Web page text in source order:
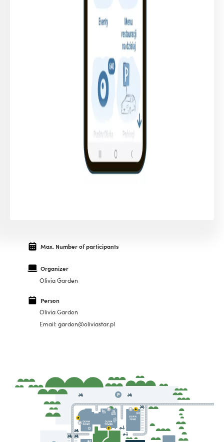
Max. Number of participants
Organizer
Olivia Garden
Person
Olivia Garden
Email: garden@oliviastar.pl